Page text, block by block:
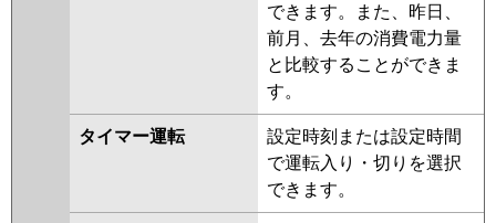
できます。また、昨日、
前月、去年の消費電力量
と比較することができま
す。
タイマー運転
設定時刻または設定時間
で運転入り・切りを選択
できます。